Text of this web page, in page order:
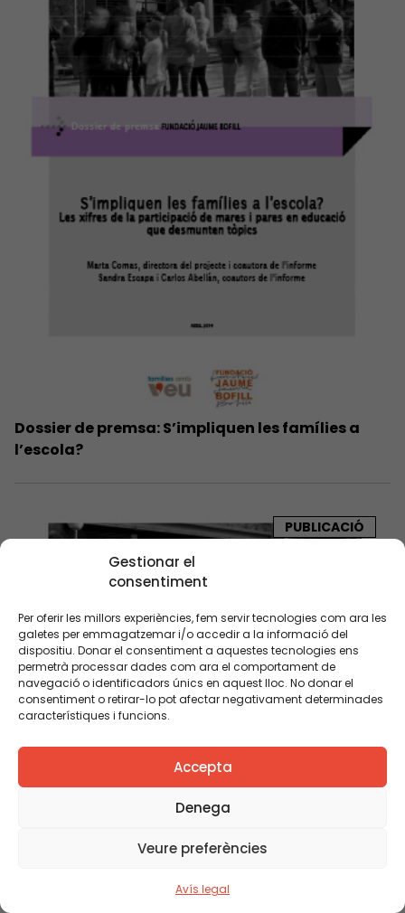
Gestionar el
consentiment
Per oferir les millors experiències, fem servir tecnologies com ara les
galetes per emmagatzemar i/o accedir a la informació del
dispositiu. Donar el consentiment a aquestes tecnologies ens
permetrà processar dades com ara el comportament de
navegació o identificadors únics en aquest lloc. No donar el
consentiment o retirar-lo pot afectar negativament determinades
característiques i funcions.
Accepta
Denega
Veure preferències
Avís legal
Dossier de premsa: S’impliquen les famílies a
l’escola?
PUBLICACIÓ